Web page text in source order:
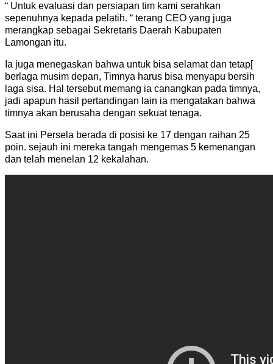
“ Untuk evaluasi dan persiapan tim kami serahkan
sepenuhnya kepada pelatih. “ terang CEO yang juga
merangkap sebagai Sekretaris Daerah Kabupaten
Lamongan itu.
Ia juga menegaskan bahwa untuk bisa selamat dan tetap[
berlaga musim depan, Timnya harus bisa menyapu bersih
laga sisa. Hal tersebut memang ia canangkan pada timnya,
jadi apapun hasil pertandingan lain ia mengatakan bahwa
timnya akan berusaha dengan sekuat tenaga.
Saat ini Persela berada di posisi ke 17 dengan raihan 25
poin. sejauh ini mereka tangah mengemas 5 kemenangan
dan telah menelan 12 kekalahan.